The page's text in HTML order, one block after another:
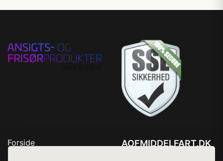
Forside
AOFMIDDELFART.DK